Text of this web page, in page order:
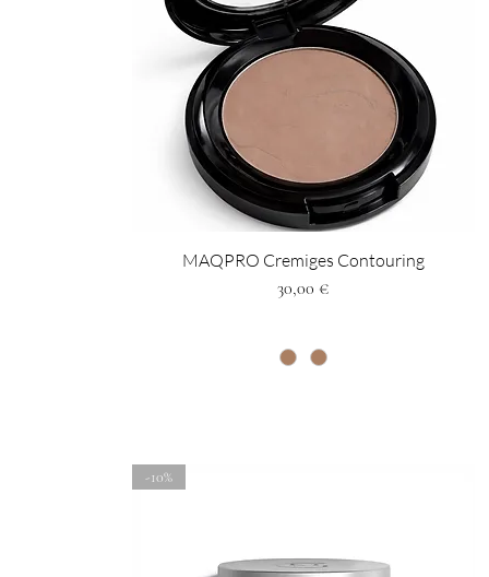
MAQPRO Cremiges Contouring
Preis
30,00 €
-10%